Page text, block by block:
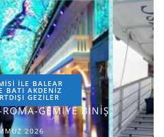
İLE BALEAR
BATI AKDENİZ
GEZILER
GEMİYE BİNİŞ
2026